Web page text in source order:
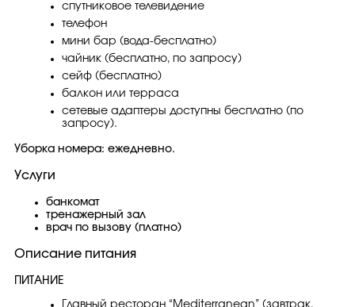
спутниковое телевидение
телефон
мини бар (вода-бесплатно)
чайник (бесплатно, по запросу)
сейф (бесплатно)
балкон или терраса
сетевые адаптеры доступны бесплатно (по
запросу).
Уборка номера: ежедневно.
Услуги
банкомат
тренажерный зал
врач по вызову (платно)
Описание питания
ПИТАНИЕ
Главный ресторан “Mediterranean” (завтрак,